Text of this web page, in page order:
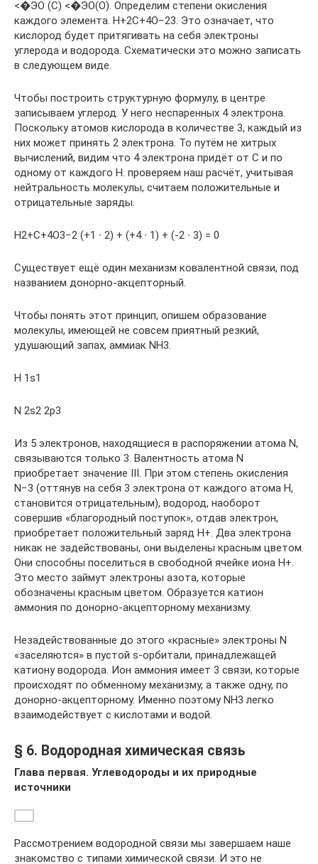
<�ЭО (С) <�ЭО(O). Определим степени окисления
каждого элемента. Н+2С+4О−23. Это означает, что
кислород будет притягивать на себя электроны
углерода и водорода. Схематически это можно записать
в следующем виде.
Чтобы построить структурную формулу, в центре
записываем углерод. У него неспаренных 4 электрона.
Поскольку атомов кислорода в количестве 3, каждый из
них может принять 2 электрона. То путём не хитрых
вычислений, видим что 4 электрона придёт от С и по
одному от каждого Н. проверяем наш расчёт, учитывая
нейтральность молекулы, считаем положительные и
отрицательные заряды.
Н2+С+4О3−2 (+1 ∙ 2) + (+4 ∙ 1) + (-2 ∙ 3) = 0
Существует ещё один механизм ковалентной связи, под
названием донорно-акцепторный.
Чтобы понять этот принцип, опишем образование
молекулы, имеющей не совсем приятный резкий,
удушающий запах, аммиак NH3.
H 1s1
N 2s2 2p3
Из 5 электронов, находящиеся в распоряжении атома N,
связываются только 3. Валентность атома N
приобретает значение III. При этом степень окисления
N−3 (оттянув на себя 3 электрона от каждого атома Н,
становится отрицательным), водород, наоборот
совершив «благородный поступок», отдав электрон,
приобретает положительный заряд Н+. Два электрона
никак не задействованы, они выделены красным цветом.
Они способны поселиться в свободной ячейке иона Н+.
Это место займут электроны азота, которые
обозначены красным цветом. Образуется катион
аммония по донорно-акцепторному механизму.
Незадействованные до этого «красные» электроны N
«заселяются» в пустой s-орбитали, принадлежащей
катиону водорода. Ион аммония имеет 3 связи, которые
происходят по обменному механизму, а также одну, по
донорно-акцепторному. Именно поэтому NH3 легко
взаимодействует с кислотами и водой.
§ 6. Водородная химическая связь
Глава первая. Углеводороды и их природные
источники
Рассмотрением водородной связи мы завершаем наше
знакомство с типами химической связи. И это не